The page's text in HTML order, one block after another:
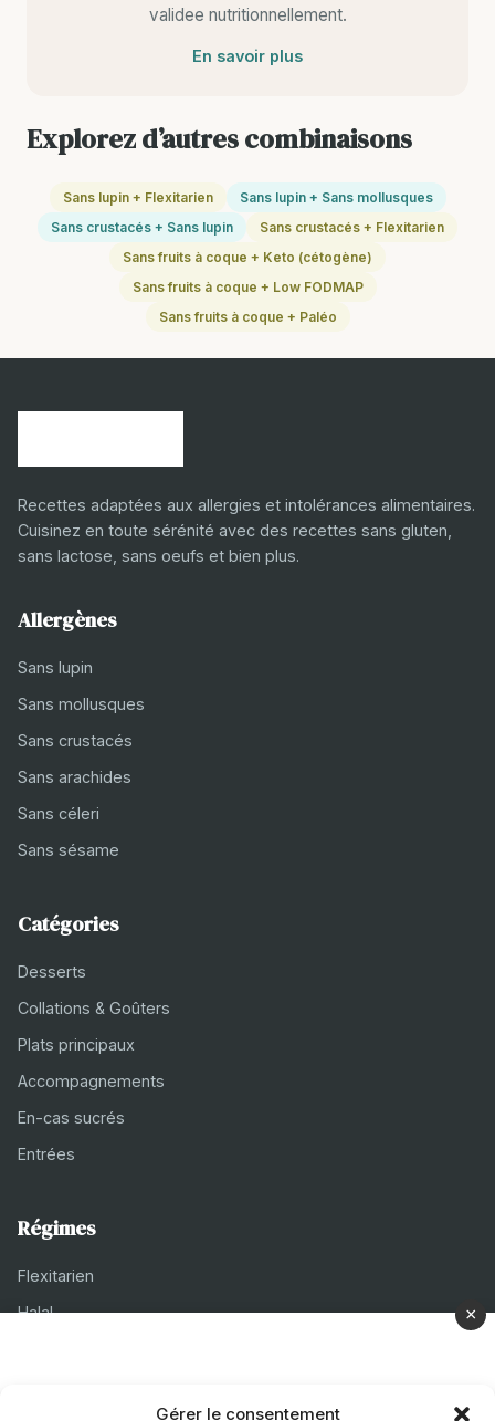
Gérer le consentement
validee nutritionnellement.
En savoir plus
Explorez d’autres combinaisons
Sans lupin + Flexitarien
Sans lupin + Sans mollusques
Sans crustacés + Sans lupin
Sans crustacés + Flexitarien
Sans fruits à coque + Keto (cétogène)
Sans fruits à coque + Low FODMAP
Sans fruits à coque + Paléo
Recettes adaptées aux allergies et intolérances alimentaires.
Cuisinez en toute sérénité avec des recettes sans gluten,
sans lactose, sans oeufs et bien plus.
Allergènes
Sans lupin
Sans mollusques
Sans crustacés
Sans arachides
Sans céleri
Sans sésame
Catégories
Desserts
Collations & Goûters
Plats principaux
Accompagnements
En-cas sucrés
Entrées
Régimes
Flexitarien
Halal
×